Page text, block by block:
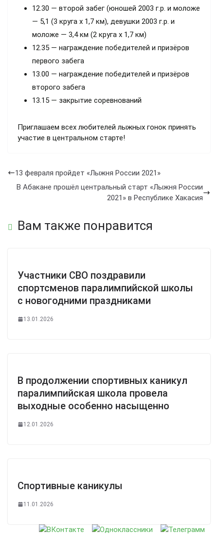
12.30 — второй забег (юношей 2003 г.р. и моложе
— 5,1 (3 круга х 1,7 км), девушки 2003 г.р. и
моложе — 3,4 км (2 круга х 1,7 км)
12.35 — награждение победителей и призёров
первого забега
13.00 — награждение победителей и призёров
второго забега
13.15 — закрытие соревнований
Приглашаем всех любителей лыжных гонок принять
участие в центральном старте!
13 февраля пройдет «Лыжня России 2021»
В Абакане прошёл центральный старт «Лыжня России
2021» в Республике Хакасия
Вам также понравится
Участники СВО поздравили
спортсменов паралимпийской школы
с новогодними праздниками
13.01.2026
В продолжении спортивных каникул
паралимпийская школа провела
выходные особенно насыщенно
12.01.2026
Спортивные каникулы
11.01.2026